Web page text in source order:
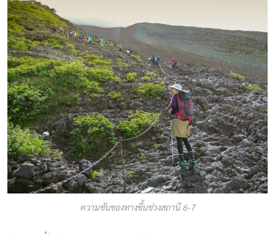
ความชันของทางขึ้นช่วงสถานี 6-7